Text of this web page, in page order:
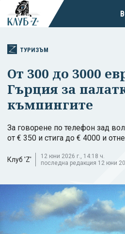
ТУРИЗЪМ
От 300 до 3000
Гърция за
къмпингите
За говорене по телефон зад
от € 350 и стига до € 4000 и
Клуб 'Z'
12 юни 2026 г., 14:18 ч.
последна редакция 12 юни